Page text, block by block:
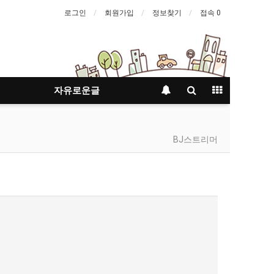
로그인 회원가입 정보찾기 접속 0
자유로운글
BJ스트리머